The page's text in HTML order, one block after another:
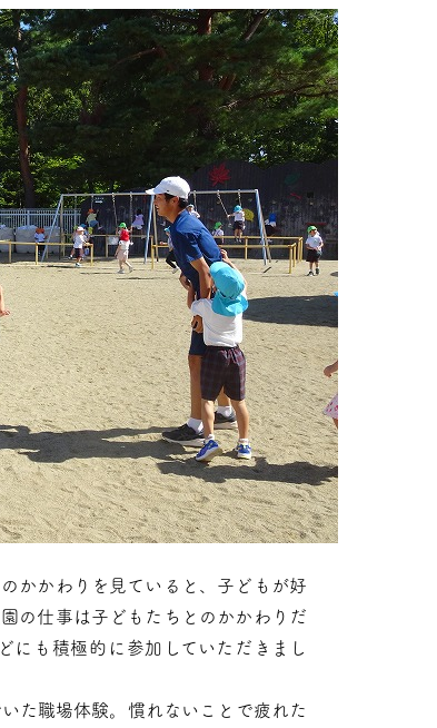
かかわりを見ていると、子どもが好
の仕事は子どもたちとのかかわりだ
も積極的に参加していただきまし
た職場体験。慣れないことで疲れた